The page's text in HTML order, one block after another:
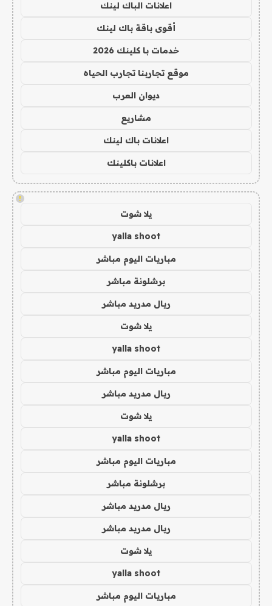
اعلانات الباك لينك
أقوى باقة باك لينك
خدمات با كلينك 2026
موقع تجاربنا تجارب الحياه
ديوان العرب
مشاريع
اعلانات باك لينك
اعلانات باكلينك
!
يلا شوت
yalla shoot
مباريات اليوم مباشر
برشلونة مباشر
ريال مدريد مباشر
يلا شوت
yalla shoot
مباريات اليوم مباشر
ريال مدريد مباشر
يلا شوت
yalla shoot
مباريات اليوم مباشر
برشلونة مباشر
ريال مدريد مباشر
ريال مدريد مباشر
يلا شوت
yalla shoot
مباريات اليوم مباشر